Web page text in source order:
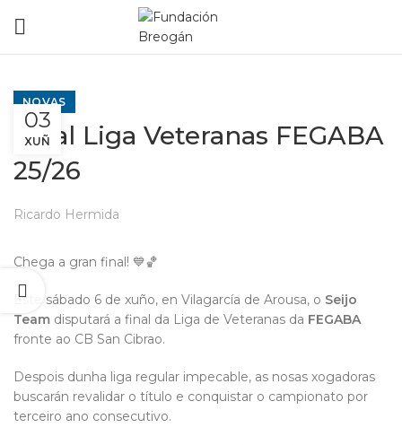
NOVAS
Final Liga Veteranas FEGABA
25/26
Ricardo Hermida
03
XUÑ
Chega a gran final! 💙🏀
Este sábado 6 de xuño, en Vilagarcía de Arousa, o Seijo
Team disputará a final da Liga de Veteranas da FEGABA
fronte ao CB San Cibrao.
Despois dunha liga regular impecable, as nosas xogadoras
buscarán revalidar o título e conquistar o campionato por
terceiro ano consecutivo.